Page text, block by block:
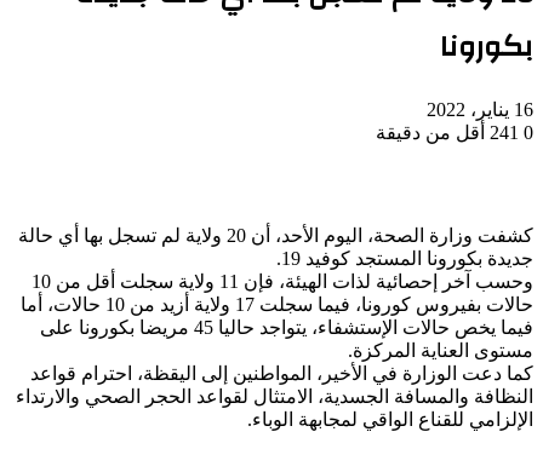
بكورونا
16 يناير، 2022
0
أقل من دقيقة
كشفت وزارة الصحة، اليوم الأحد، أن 20 ولاية لم تسجل بها أي حالة
جديدة بكورونا المستجد كوفيد 19.
وحسب آخر إحصائية لذات الهيئة، فإن 11 ولاية سجلت أقل من 10
حالات بفيروس كورونا، فيما سجلت 17 ولاية أزيد من 10 حالات، أما
فيما يخص حالات الإستشفاء، يتواجد حاليا 45 مريضا بكورونا على
مستوى العناية المركزة.
كما دعت الوزارة في الأخير، المواطنين إلى اليقظة، احترام قواعد
النظافة والمسافة الجسدية، الامتثال لقواعد الحجر الصحي والارتداء
الإلزامي للقناع الواقي لمجابهة الوباء.